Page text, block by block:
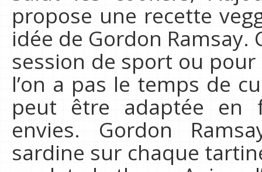
propose une recette
idée de Gordon Ramsay.
session de sport ou
l’on a pas le temps de
peut être adaptée en
envies. Gordon
sardine sur chaque